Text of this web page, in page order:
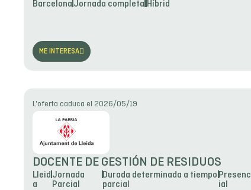
Barcelona Jornada completa Híbrid
ME INTERESA
L'oferta caduca el 2026/05/19
DOCENTE DE GESTIÓN DE RESIDUOS
Lleid
a
Jornada
Parcial
Durada determinada a tiempo
parcial
Presenc
ial